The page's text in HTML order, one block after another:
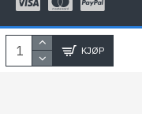
KJØP
KLARNA